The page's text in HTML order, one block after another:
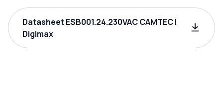
Datasheet ESB001.24.230VAC CAMTEC |
Digimax